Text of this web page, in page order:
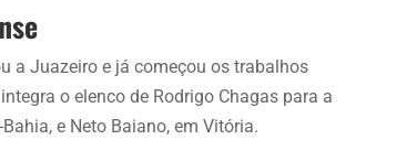
a Juazeiro e já começou os trabalhos
o elenco de Rodrigo Chagas para a
e Neto Baiano, em Vitória.